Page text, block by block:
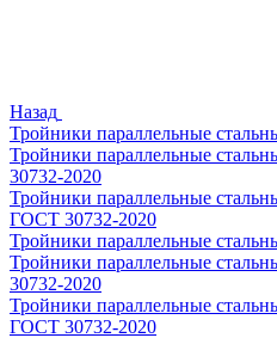
Назад
Тройники параллельные
Тройники параллельные
30732-2020
Тройники параллельные
ГОСТ 30732-2020
Тройники параллельные
Тройники параллельные
30732-2020
Тройники параллельные
ГОСТ 30732-2020